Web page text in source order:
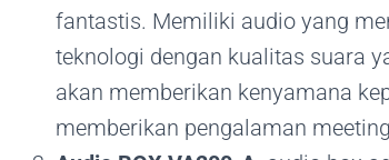
fantastis. Memiliki audio yang
teknologi dengan kualitas suara
akan memberikan kenyamana
memberikan pengalaman